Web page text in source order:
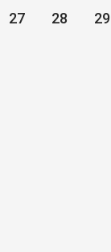
27 28 29